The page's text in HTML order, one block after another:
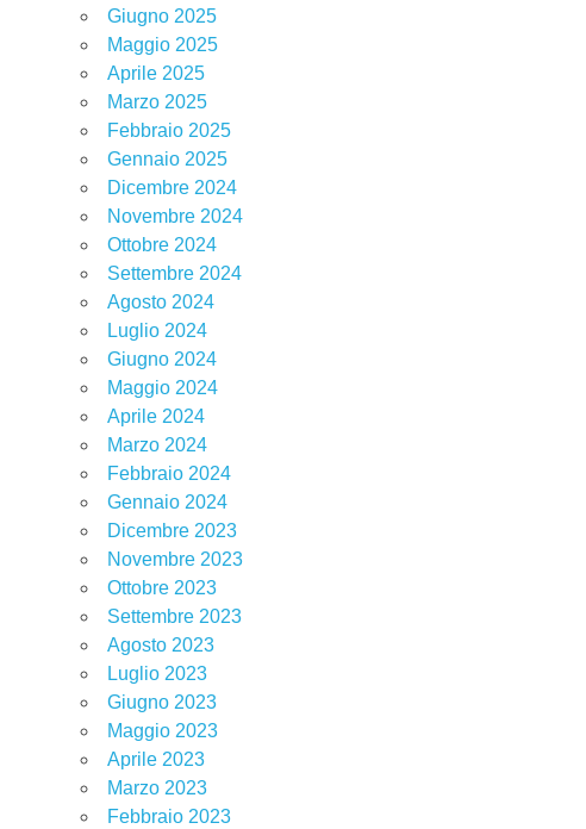
Giugno 2025
Maggio 2025
Aprile 2025
Marzo 2025
Febbraio 2025
Gennaio 2025
Dicembre 2024
Novembre 2024
Ottobre 2024
Settembre 2024
Agosto 2024
Luglio 2024
Giugno 2024
Maggio 2024
Aprile 2024
Marzo 2024
Febbraio 2024
Gennaio 2024
Dicembre 2023
Novembre 2023
Ottobre 2023
Settembre 2023
Agosto 2023
Luglio 2023
Giugno 2023
Maggio 2023
Aprile 2023
Marzo 2023
Febbraio 2023